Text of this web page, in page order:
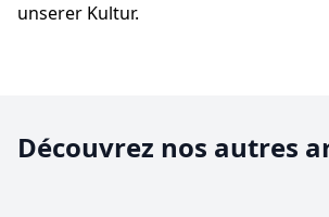
unserer Kultur.
Découvrez nos autres